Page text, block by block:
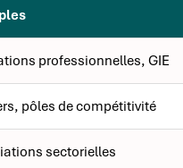
professionnelles, GIE
pôles de compétitivité
sectorielles